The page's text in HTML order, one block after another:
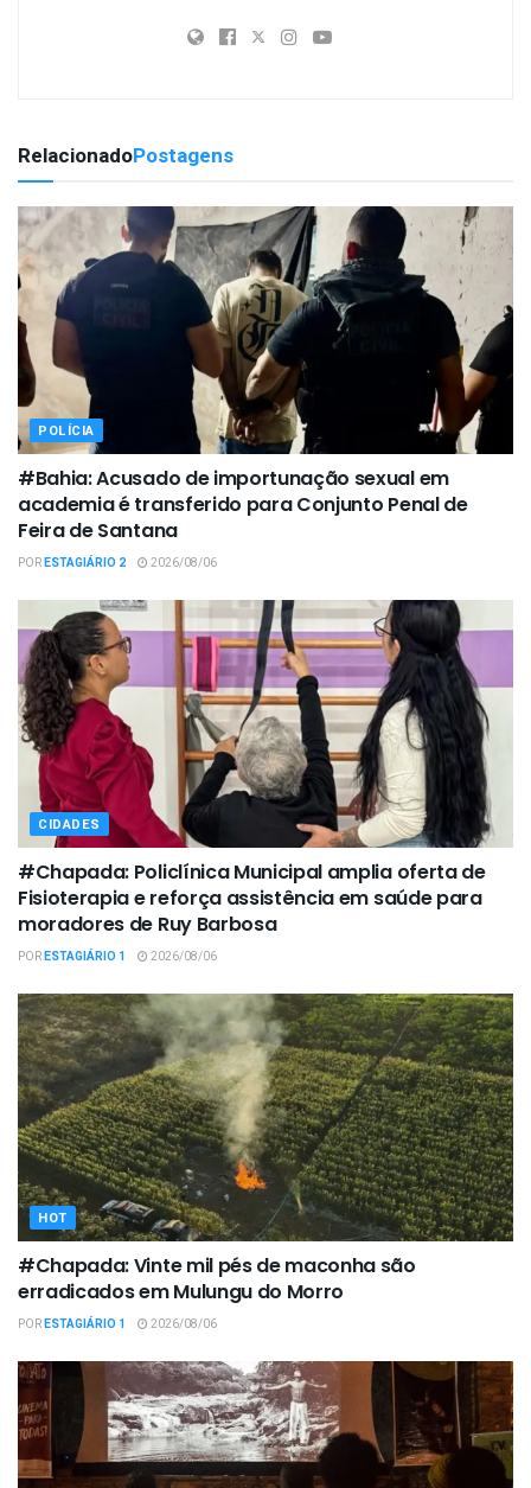
RelacionadoPostagens
POLÍCIA
#Bahia: Acusado de importunação sexual em
academia é transferido para Conjunto Penal de
Feira de Santana
PORESTAGIÁRIO 2 2026/08/06
CIDADES
#Chapada: Policlínica Municipal amplia oferta de
Fisioterapia e reforça assistência em saúde para
moradores de Ruy Barbosa
PORESTAGIÁRIO 1 2026/08/06
HOT
#Chapada: Vinte mil pés de maconha são
erradicados em Mulungu do Morro
PORESTAGIÁRIO 1 2026/08/06